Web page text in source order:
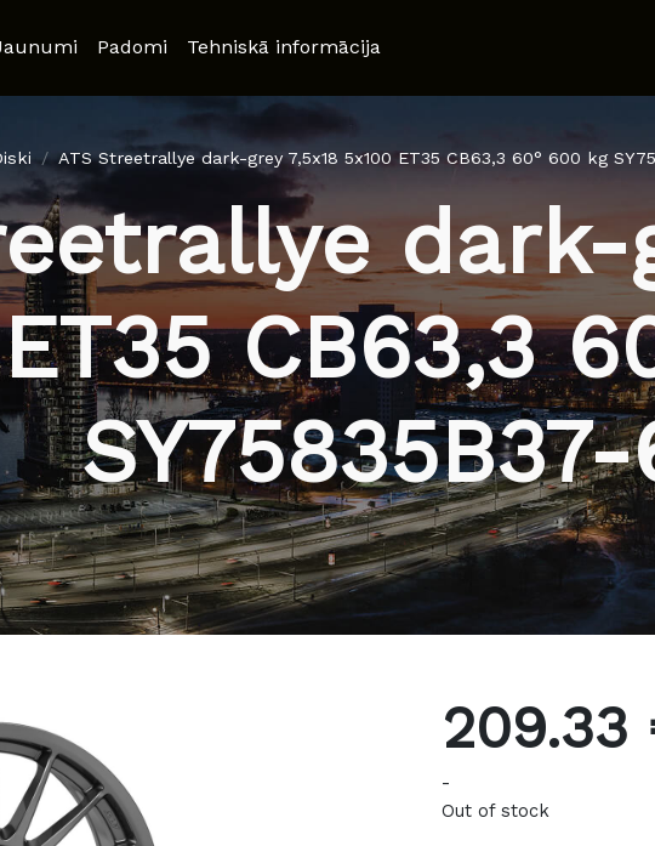
Padomi Tehniskā informācija
ATS Streetrallye dark-grey 7,5x18 5x100 ET35 CB63,3 60° 600 kg
dark-
CB63,3
209.33
-
Out of stock